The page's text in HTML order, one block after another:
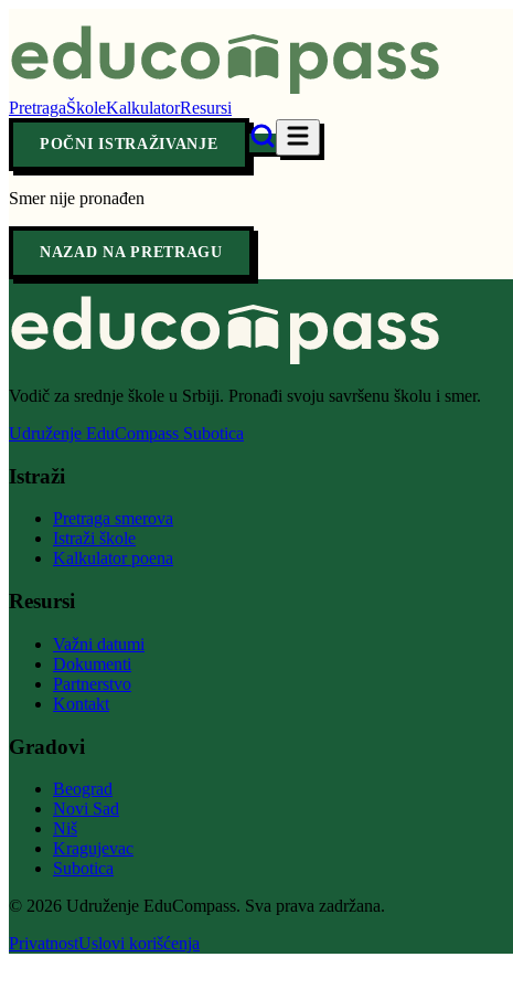
PretragaŠkoleKalkulatorResursi
POČNI ISTRAŽIVANJE
Smer nije pronađen
NAZAD NA PRETRAGU
Vodič za srednje škole u Srbiji. Pronađi svoju savršenu školu i smer.
Udruženje EduCompass Subotica
Istraži
Pretraga smerova
Istraži škole
Kalkulator poena
Resursi
Važni datumi
Dokumenti
Partnerstvo
Kontakt
Gradovi
Beograd
Novi Sad
Niš
Kragujevac
Subotica
© 2026 Udruženje EduCompass. Sva prava zadržana.
PrivatnostUslovi korišćenja